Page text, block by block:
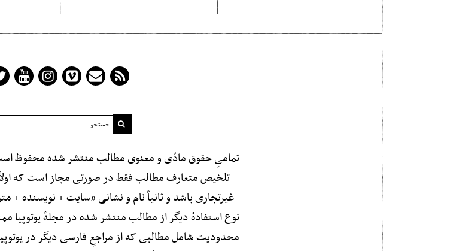
تمامیِ حقوق مادّی و معنوی مطالب منتشر شده محفوظ است.
تلخیص متعارف مطالب فقط در صورتی مجاز است که
غیرتجاری باشد و ثانیاً نام و نشانی «سایت + نویسنده
نوع استفادهٔ دیگر از مطالب منتشر شده در مجلهٔ
محدودیت شامل مطالبی که از مراجعِ فارسی دیگر در